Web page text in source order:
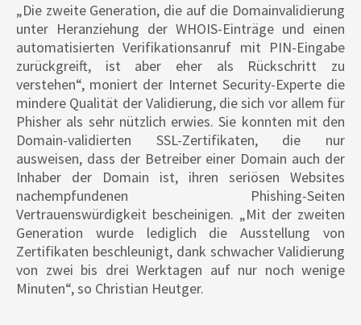
„Die zweite Generation, die auf die Domainvalidierung
unter Heranziehung der WHOIS-Einträge und einen
automatisierten Verifikationsanruf mit PIN-Eingabe
zurückgreift, ist aber eher als Rückschritt zu
verstehen“, moniert der Internet Security-Experte die
mindere Qualität der Validierung, die sich vor allem für
Phisher als sehr nützlich erwies. Sie konnten mit den
Domain-validierten SSL-Zertifikaten, die nur
ausweisen, dass der Betreiber einer Domain auch der
Inhaber der Domain ist, ihren seriösen Websites
nachempfundenen Phishing-Seiten
Vertrauenswürdigkeit bescheinigen. „Mit der zweiten
Generation wurde lediglich die Ausstellung von
Zertifikaten beschleunigt, dank schwacher Validierung
von zwei bis drei Werktagen auf nur noch wenige
Minuten“, so Christian Heutger.